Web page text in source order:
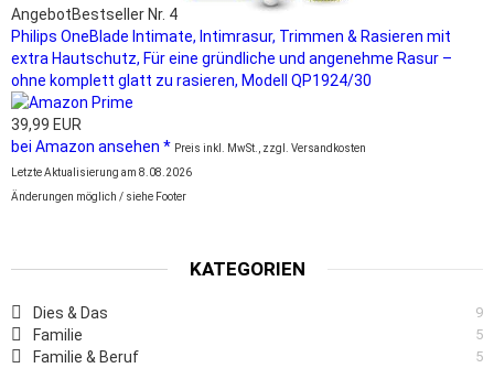
AngebotBestseller Nr. 4
Philips OneBlade Intimate, Intimrasur, Trimmen & Rasieren mit
extra Hautschutz, Für eine gründliche und angenehme Rasur –
ohne komplett glatt zu rasieren, Modell QP1924/30
39,99 EUR
bei Amazon ansehen * Preis inkl. MwSt., zzgl. Versandkosten
Letzte Aktualisierung am 8.08.2026
Änderungen möglich / siehe Footer
KATEGORIEN
Dies & Das 9
Familie 5
Familie & Beruf 5